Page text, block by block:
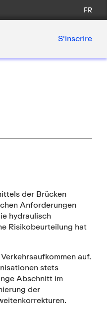
FR
S'inscrire
der Brücken
Anforderungen
hydraulisch
Risikobeurteilung hat
auf.
stets
Abschnitt im
der